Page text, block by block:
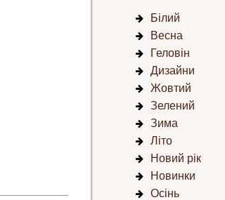
Білий
Весна
Геловін
Дизайни
Жовтий
Зелений
Зима
Літо
Новий рік
Новинки
Осінь